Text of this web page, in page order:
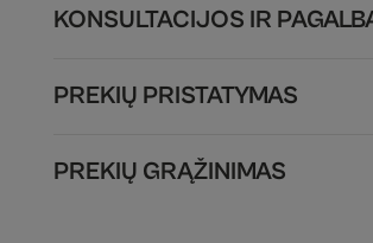
KONSULTACIJOS IR
PREKIŲ PRISTATYMAS
PREKIŲ GRĄŽINIMAS